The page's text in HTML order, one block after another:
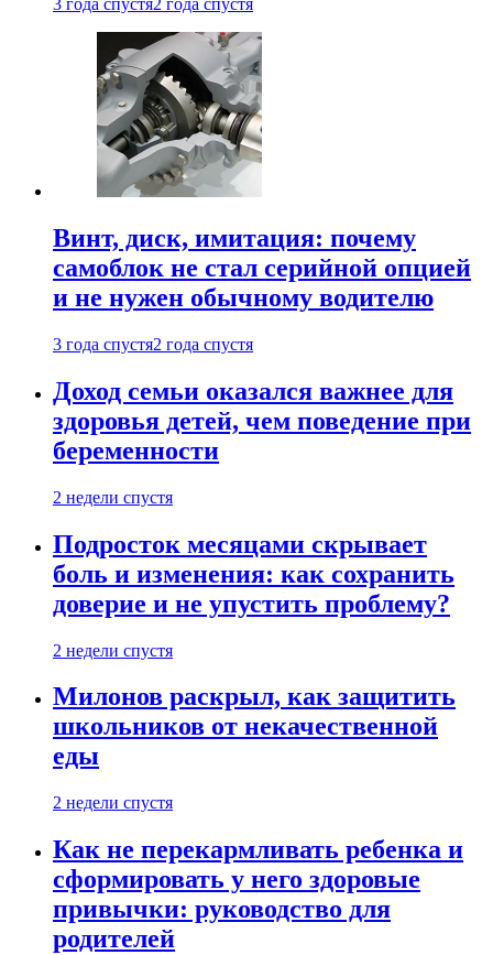
3 года спустя2 года спустя
Винт, диск, имитация: почему
самоблок не стал серийной опцией
и не нужен обычному водителю
3 года спустя2 года спустя
Доход семьи оказался важнее для
здоровья детей, чем поведение при
беременности
2 недели спустя
Подросток месяцами скрывает
боль и изменения: как сохранить
доверие и не упустить проблему?
2 недели спустя
Милонов раскрыл, как защитить
школьников от некачественной
еды
2 недели спустя
Как не перекармливать ребенка и
сформировать у него здоровые
привычки: руководство для
родителей